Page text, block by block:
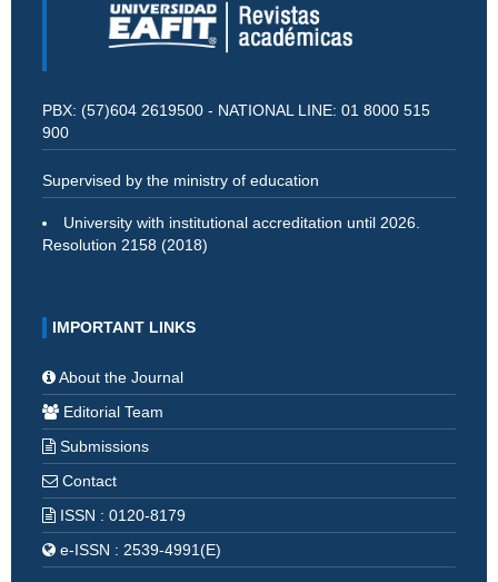
PBX: (57)604 2619500 - NATIONAL LINE: 01 8000 515
900
Supervised by the ministry of education
University with institutional accreditation until 2026.
Resolution 2158 (2018)
IMPORTANT LINKS
About the Journal
Editorial Team
Submissions
Contact
ISSN : 0120-8179
e-ISSN : 2539-4991(E)